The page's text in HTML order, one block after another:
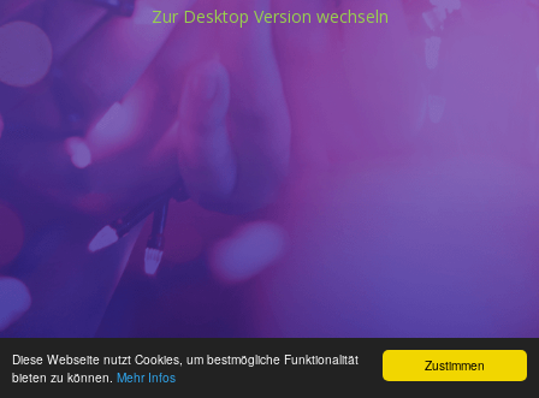
Zustimmen
Diese Webseite nutzt Cookies, um bestmögliche Funktionalität
bieten zu können. Mehr Infos
Zur Desktop Version wechseln